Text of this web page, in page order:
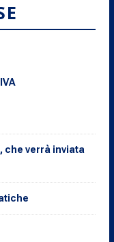
che verrà inviata